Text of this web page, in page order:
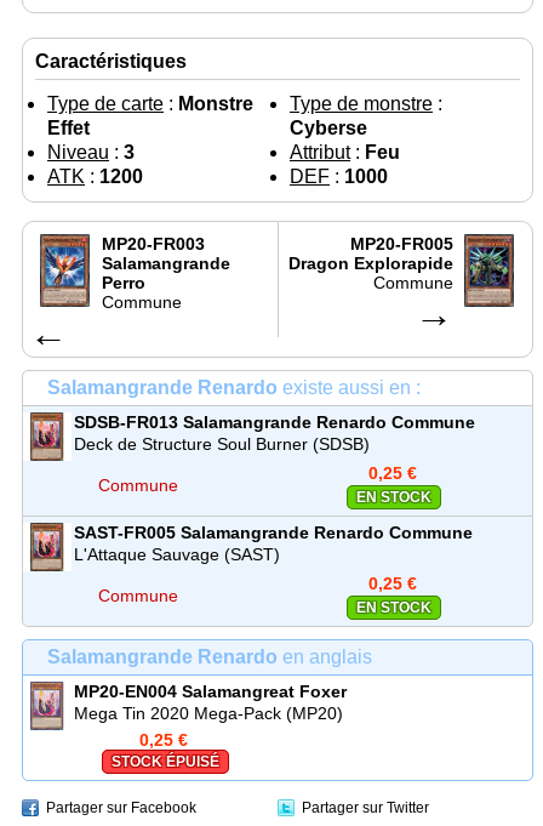
Caractéristiques
Type de carte : Monstre
Effet
Type de monstre :
Cyberse
Niveau : 3 Attribut: Feu
ATK : 1200 DEF : 1000
MP20-FR003
Salamangrande
Perro
Commune
←
MP20-FR005
Dragon Explorapide
Commune
→
Salamangrande Renardo existe aussi en :
SDSB-FR013 Salamangrande Renardo Commune
Deck de Structure Soul Burner (SDSB)
Commune
0,25 €
EN STOCK
SAST-FR005 Salamangrande Renardo Commune
L'Attaque Sauvage (SAST)
Commune
0,25 €
EN STOCK
Salamangrande Renardo en anglais
MP20-EN004 Salamangreat Foxer
Mega Tin 2020 Mega-Pack (MP20)
0,25 €
STOCK ÉPUISÉ
Partager sur Facebook Partager sur Twitter